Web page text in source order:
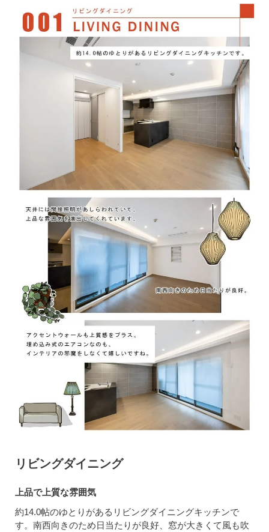
リビングダイニング
上品で上質な雰囲気
約14.0帖のゆとりがあるリビングダイニングキッチンで
す。南西向きのため日当たりが良好、窓が大きくて風も吹